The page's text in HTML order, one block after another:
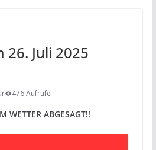
26. Juli 2025
476 Aufrufe
WETTER ABGESAGT!!